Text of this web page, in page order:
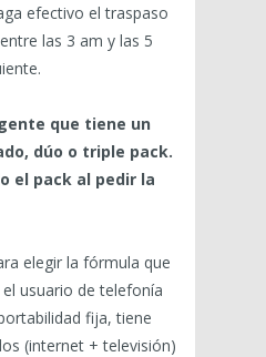
efectivo el traspaso
las 3 am y las 5
que tiene un
dúo o triple pack.
el pack al pedir la
elegir la fórmula que
usuario de telefonía
fija, tiene
(internet + televisión)